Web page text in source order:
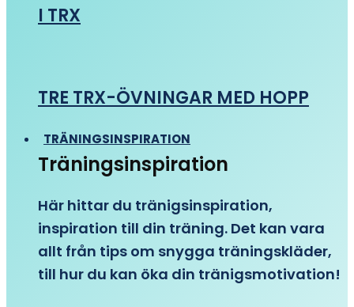
I TRX
TRE TRX-ÖVNINGAR MED HOPP
TRÄNINGSINSPIRATION
Träningsinspiration
Här hittar du tränigsinspiration,
inspiration till din träning. Det kan vara
allt från tips om snygga träningskläder,
till hur du kan öka din tränigsmotivation!